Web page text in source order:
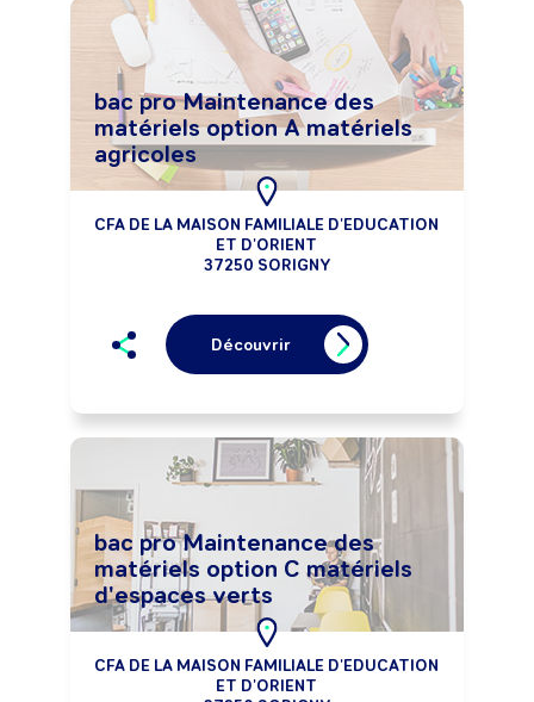
bac pro Maintenance des
matériels option A matériels
agricoles
CFA DE LA MAISON FAMILIALE D'EDUCATION
ET D'ORIENT
37250 SORIGNY
Découvrir
bac pro Maintenance des
matériels option C matériels
d'espaces verts
CFA DE LA MAISON FAMILIALE D'EDUCATION
ET D'ORIENT